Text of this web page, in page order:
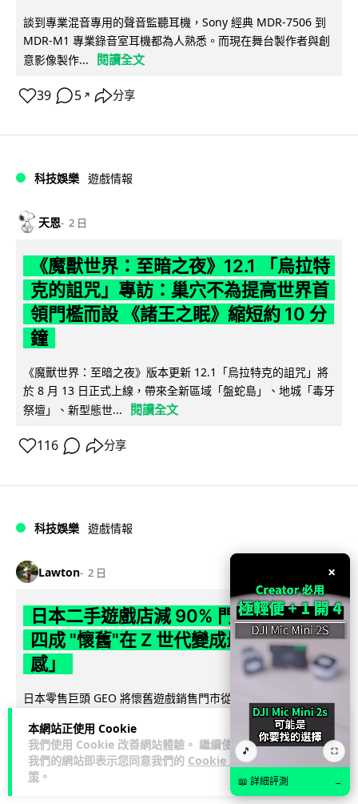
本網站正使用 Cookie
我們使用 Cookie 改善網站體驗。 繼續使用
我們的網站即表示您同意我們的 Cookie 政
策 。
談到專業混音專用的聲音監聽耳機，Sony 經典 MDR-7506 到
MDR-M1 專業錄音室耳機都為人熟悉。而現在舞台製作者與創
意影像製作...
閱讀全文
39 5 ↗ 分享
科技娛樂 遊戲情報
天恩 2 日
《魔獸世界：至暗之夜》12.1 「烏拉特
克的詛咒」專訪：巢穴不為提高世界首
領門檻而設 《諸王之眠》縮短約 10 分
鐘
《魔獸世界：至暗之夜》版本更新 12.1「烏拉特克的詛咒」將
於 8 月 13 日正式上線，帶來全新區域「盤蛇島」、地城「毒牙
祭壇」、新型態世...
閱讀全文
116 分享
科技娛樂 遊戲情報
Lawton 2 日
日本二手遊戲店減 90% 門市 業績反增
四成 "懷舊"在 Z 世代變成最潮「新鮮
感」
日本零售巨頭 GEO 將懷舊遊戲銷售門市從 1,000 間大幅減至
99 間，但銷售額卻不降反升至過往的 1.4 倍。做到「減店增
收」奇蹟，...
閱讀全文
262 20 分享
×
🎵 ⛶
📖 詳細評測 →